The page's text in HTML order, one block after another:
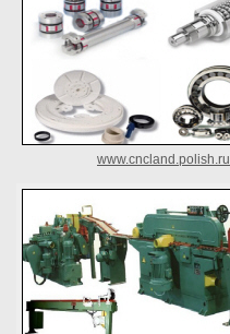
www.cncland.polish.ru